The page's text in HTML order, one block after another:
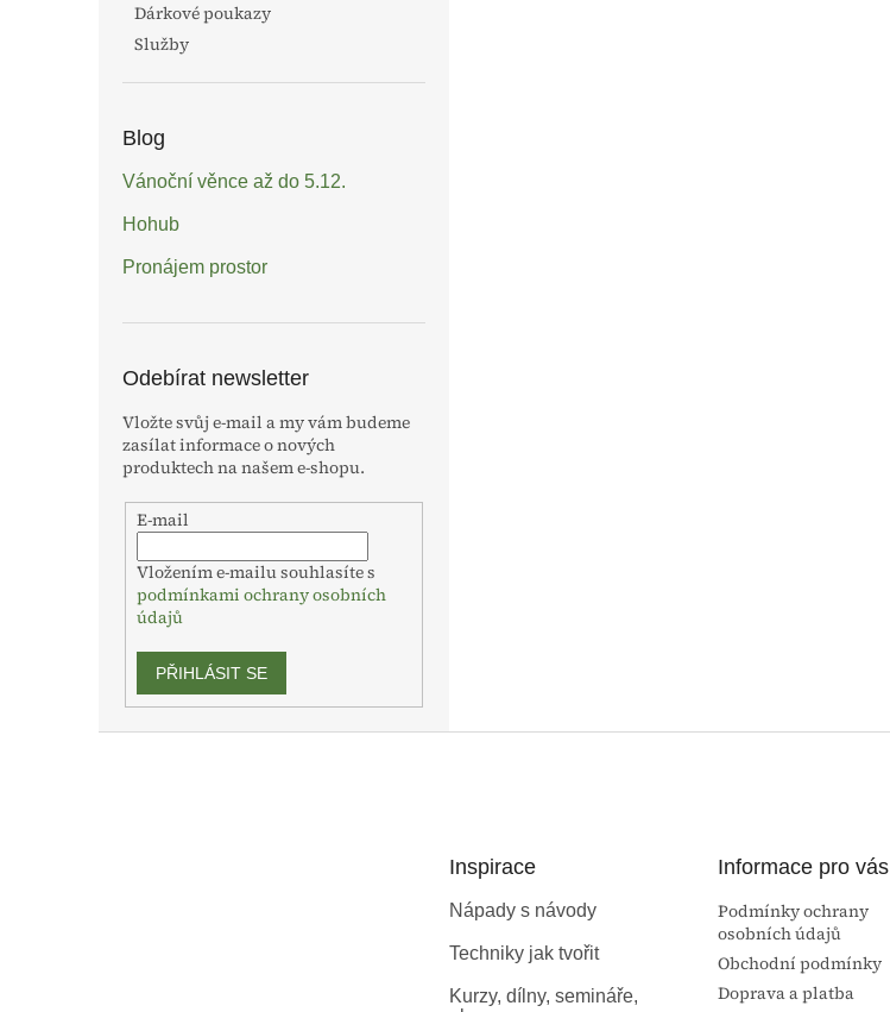
Dárkové poukazy
Služby
Blog
Vánoční věnce až do 5.12.
Hohub
Pronájem prostor
Odebírat newsletter
Vložte svůj e-mail a my vám budeme
zasílat informace o nových
produktech na našem e-shopu.
E-mail
Vložením e-mailu souhlasíte s
podmínkami ochrany osobních
údajů
PŘIHLÁSIT SE
Inspirace
Nápady s návody
Techniky jak tvořit
Kurzy, dílny, semináře,
Informace pro vás
Podmínky ochrany
osobních údajů
Obchodní podmínky
Doprava a platba